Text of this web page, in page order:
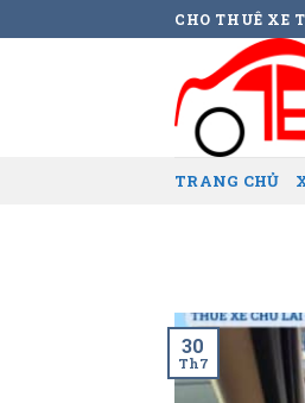
to
CHO THUÊ XE
TRANG CHỦ
30
Th7